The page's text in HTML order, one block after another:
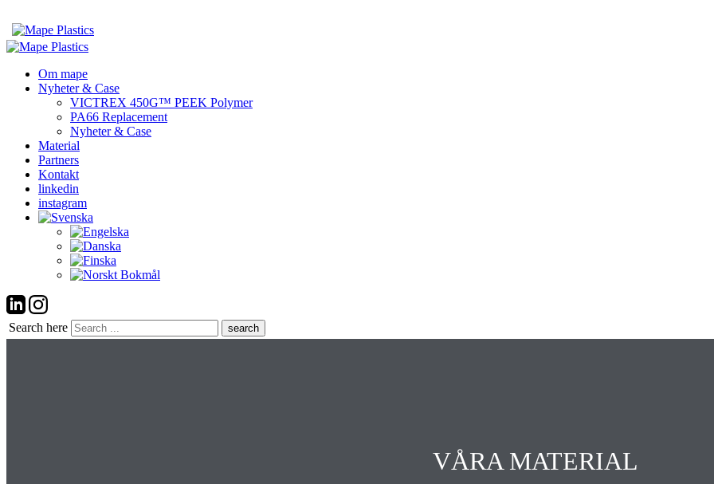
Om mape
Nyheter & Case
VICTREX 450G™ PEEK Polymer
PA66 Replacement
Nyheter & Case
Material
Partners
Kontakt
linkedin
instagram
Search here
VÅRA MATERIAL